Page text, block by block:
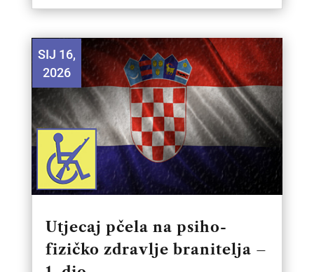
Utjecaj pčela na psiho-
fizičko zdravlje branitelja –
SIJ 16,
2026